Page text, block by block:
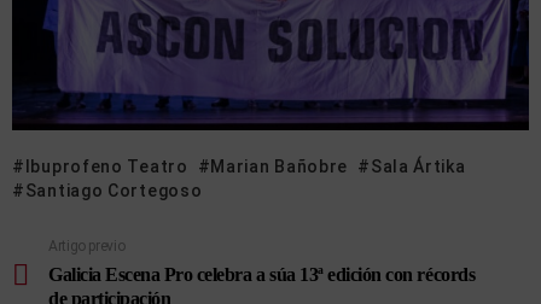
Ibuprofeno Teatro Marian Bañobre
Sala Ártika
Santiago Cortegoso
Artigo previo
Galicia Escena Pro celebra a súa 13ª edición con récords
de participación